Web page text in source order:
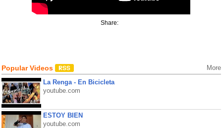
Share:
Popular Videos More
La Renga - En Bicicleta
youtube.com
ESTOY BIEN
youtube.com